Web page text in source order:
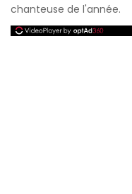
chanteuse de l'année.